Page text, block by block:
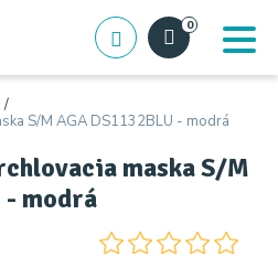
0
​​S/M AGA DS1132BLU - modrá
maska ​​S/M
- modrá